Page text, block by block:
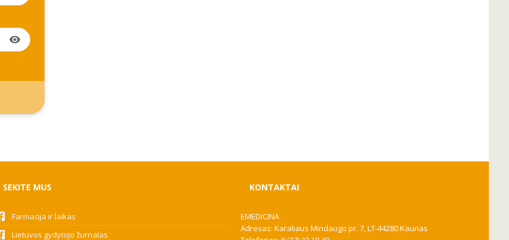
visibility
SEKITE MUS
Farmacija ir laikas
Lietuvos gydytojo žurnalas
KONTAKTAI
EMEDICINA
Adresas: Karaliaus Mindaugo pr. 7, LT-44280 Kaunas